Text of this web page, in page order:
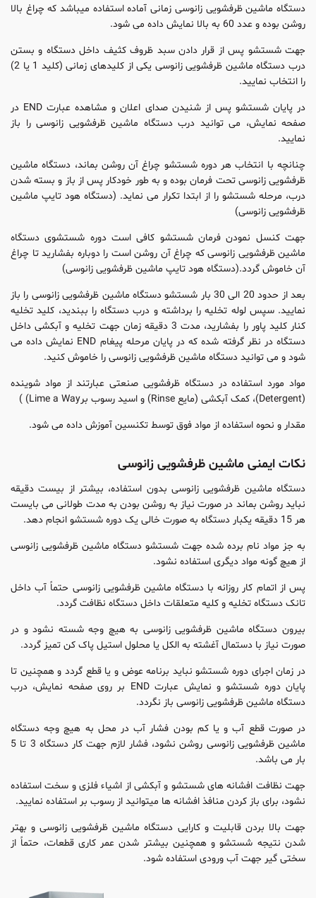
دستگاه ماشین ظرفشویی زانوسی زمانی آماده استفاده میباشد که چراغ بالا
روشن بوده و عدد 60 به بالا نمایش داده می شود.
جهت شستشو پس از قرار دادن سبد ظروف کثیف داخل دستگاه و بستن
درب دستگاه ماشین ظرفشویی زانوسی یکی از کلیدهای زمانی (کلید 1 یا 2)
را انتخاب نمایید.
در پایان شستشو پس از شنیدن صدای اعلان و مشاهده عبارت END در
صفحه نمایش، می توانید درب دستگاه ماشین ظرفشویی زانوسی را باز
نمایید.
چنانچه با انتخاب هر دوره شستشو چراغ آن روشن بماند، دستگاه ماشین
ظرفشویی زانوسی تحت فرمان بوده و به طور خودکار پس از باز و بسته شدن
درب، مرحله شستشو را از ابتدا تکرار می نماید. (دستگاه هود تایپ ماشین
ظرفشویی زانوسی)
جهت کنسل نمودن فرمان شستشو کافی است دوره شستشوی دستگاه
ماشین ظرفشویی زانوسی که چراغ آن روشن است را دوباره بفشارید تا چراغ
آن خاموش گردد.(دستگاه هود تایپ ماشین ظرفشویی زانوسی)
بعد از حدود 20 الی 30 بار شستشو دستگاه ماشین ظرفشویی زانوسی را باز
نمایید. سپس لوله تخلیه را برداشته و درب دستگاه را ببندید، کلید تخلیه
کنار کلید پاور را بفشارید، مدت 3 دقیقه زمان جهت تخلیه و آبکشی داخل
دستگاه در نظر گرفته شده که در پایان مرحله پیغام END نمایش داده می
شود و می توانید دستگاه ماشین ظرفشویی زانوسی را خاموش کنید.
مواد مورد استفاده در دستگاه ظرفشویی صنعتی عبارتند از مواد شوینده
(Detergent)، کمک آبکشی (مایع Rinse) و اسید رسوب برLime a Way) )
مقدار و نحوه استفاده از مواد فوق توسط تکنسین آموزش داده می شود.
نکات ایمنی ماشین ظرفشویی زانوسی
دستگاه ماشین ظرفشویی زانوسی بدون استفاده، بیشتر از بیست دقیقه
نباید روشن بماند در صورت نیاز به روشن بودن به مدت طولانی می بایست
هر 15 دقیقه یکبار دستگاه به صورت خالی یک دوره شستشو انجام دهد.
به جز مواد نام برده شده جهت شستشو دستگاه ماشین ظرفشویی زانوسی
از هیچ گونه مواد دیگری استفاده نشود.
پس از اتمام کار روزانه با دستگاه ماشین ظرفشویی زانوسی حتماً آب داخل
تانک دستگاه تخلیه و کلیه متعلقات داخل دستگاه نظافت گردد.
بیرون دستگاه ماشین ظرفشویی زانوسی به هیچ وجه شسته نشود و در
صورت نیاز با دستمال آغشته به الکل یا محلول استیل پاک کن تمیز گردد.
در زمان اجرای دوره شستشو نباید برنامه عوض و یا قطع گردد و همچنین تا
پایان دوره شستشو و نمایش عبارت END بر روی صفحه نمایش، درب
دستگاه ماشین ظرفشویی زانوسی باز نگردد.
در صورت قطع آب و یا کم بودن فشار آب در محل به هیچ وجه دستگاه
ماشین ظرفشویی زانوسی روشن نشود، فشار لازم جهت کار دستگاه 3 تا 5
بار می باشد.
جهت نظافت افشانه های شستشو و آبکشی از اشیاء فلزی و سخت استفاده
نشود، برای باز کردن منافذ افشانه ها میتوانید از رسوب بر استفاده نمایید.
جهت بالا بردن قابلیت و کارایی دستگاه ماشین ظرفشویی زانوسی و بهتر
شدن نتیجه شستشو و همچنین بیشتر شدن عمر کاری قطعات، حتماً از
سختی گیر جهت آب ورودی استفاده شود.